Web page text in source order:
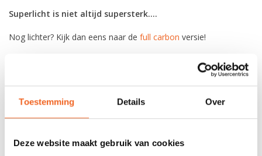
Toestemming Details Over
Deze website maakt gebruik van cookies
Superlicht is niet altijd supersterk....
Nog lichter? Kijk dan eens naar de full carbon versie!